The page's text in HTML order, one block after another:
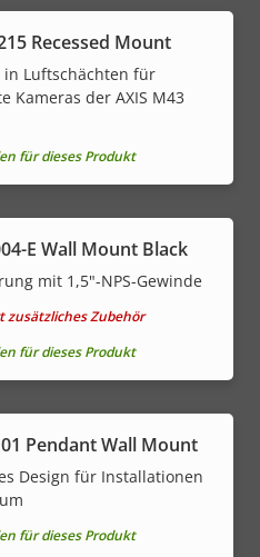
Recessed Mount
Luftschächten für
Kameras der AXIS M43
für dieses Produkt
E Wall Mount Black
mit 1,5"-NPS-Gewinde
zusätzliches Zubehör
für dieses Produkt
Pendant Wall Mount
Design für Installationen
für dieses Produkt